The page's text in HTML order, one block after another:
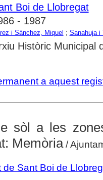
Boi de Llobregat
- 1987
i Sànchez, Miquel ; Sanahuja i
Històric Municipal
a aquest
sòl a les
Memòria/
de Sant Boi de